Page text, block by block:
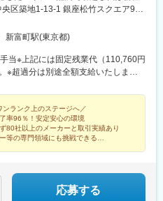
区築地1-13-1 銀座松竹スクエア9F■
海道（2）東北：青森・秋田・岩
東：東京・神奈川・千葉・埼玉・茨
陸：富山・石川・福井（7）近畿：
歌山・兵庫（8）中国：岡山・広島・
島・熊本・佐賀・長崎・沖縄※勤務地
選択可能※配属エリアは希望に応じ
りません。※変更の範囲：会社の定
含む）
新富町駅(東京都)
当※上記には固定残業代（110,760円
※超過分は別途全額支給いたしま
（入社6年） ※諸手当含む
ンランク上のステージへ／
率96％！安定安心の環境
80社以上のメーカーと取引実績あり
等の専門領域にも挑戦できる
応募する